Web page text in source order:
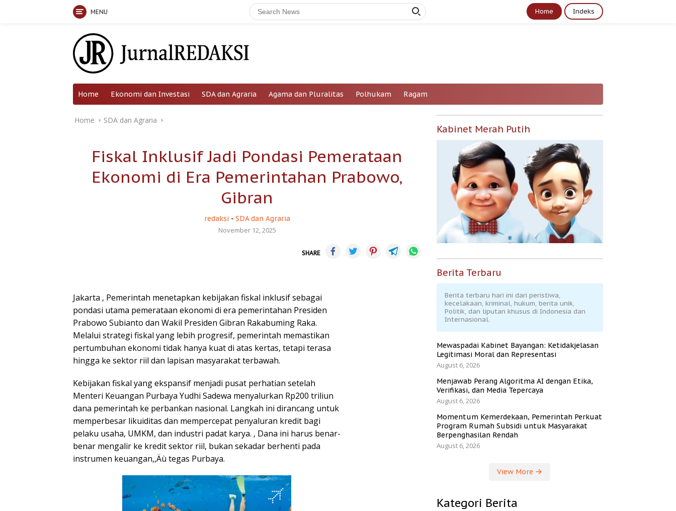
MENU Home Indeks
Home Ekonomi dan Investasi SDA dan Agraria Agama dan Pluralitas Polhukam Ragam
Home SDA dan Agraria
Fiskal Inklusif Jadi Pondasi Pemerataan
Ekonomi di Era Pemerintahan Prabowo‚
Gibran
redaksi - SDA dan Agraria
November 12, 2025
SHARE
Jakarta ‚ Pemerintah menetapkan kebijakan fiskal inklusif sebagai
pondasi utama pemerataan ekonomi di era pemerintahan Presiden
Prabowo Subianto dan Wakil Presiden Gibran Rakabuming Raka.
Melalui strategi fiskal yang lebih progresif, pemerintah memastikan
pertumbuhan ekonomi tidak hanya kuat di atas kertas, tetapi terasa
hingga ke sektor riil dan lapisan masyarakat terbawah.
Kebijakan fiskal yang ekspansif menjadi pusat perhatian setelah
Menteri Keuangan Purbaya Yudhi Sadewa menyalurkan Rp200 triliun
dana pemerintah ke perbankan nasional. Langkah ini dirancang untuk
memperbesar likuiditas dan mempercepat penyaluran kredit bagi
pelaku usaha, UMKM, dan industri padat karya. ‚ Dana ini harus benar-
benar mengalir ke kredit sektor riil, bukan sekadar berhenti pada
instrumen keuangan,‚Äù tegas Purbaya.
Kabinet Merah Putih
Berita Terbaru
Berita terbaru hari ini dari peristiwa,
kecelakaan, kriminal, hukum, berita unik,
Politik, dan liputan khusus di Indonesia dan
Internasional.
Mewaspadai Kabinet Bayangan: Ketidakjelasan
Legitimasi Moral dan Representasi
August 6, 2026
Menjawab Perang Algoritma AI dengan Etika,
Verifikasi, dan Media Tepercaya
August 6, 2026
Momentum Kemerdekaan, Pemerintah Perkuat
Program Rumah Subsidi untuk Masyarakat
Berpenghasilan Rendah
August 6, 2026
View More
Kategori Berita